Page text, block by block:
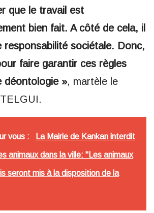
que le travail est
bien fait. A côté de cela, il
responsabilité sociétale. Donc,
faire garantir ces règles
déontologie », martèle le
vous : La Mairie de Kankan interdit
animaux dans la ville: "Les animaux
seront mis à la disposition de la